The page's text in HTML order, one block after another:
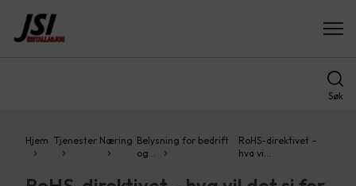
Søk
Hjem Tjenester Næring Belysning for bedrift
og…
RoHS-direktivet –
hva vi…